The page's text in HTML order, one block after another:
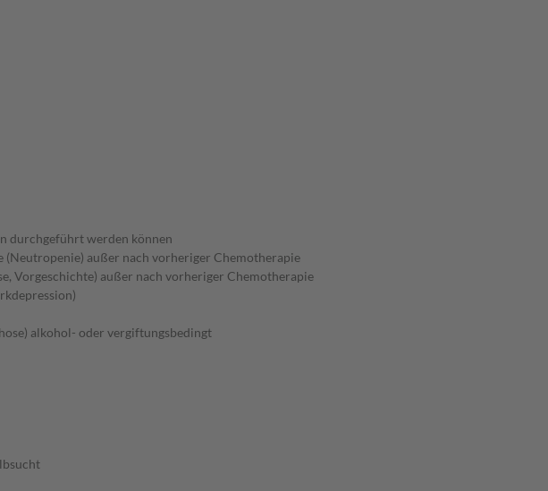
durchgeführt werden können
außer nach vorheriger Chemotherapie
Vorgeschichte) außer nach vorheriger Chemotherapie
alkohol- oder vergiftungsbedingt